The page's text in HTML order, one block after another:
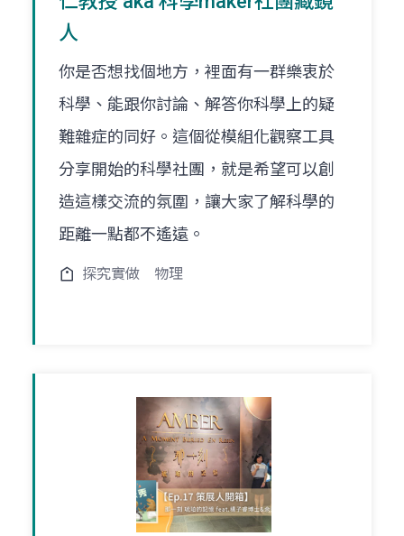
人
你是否想找個地方，裡面有一群樂衷於
科學、能跟你討論、解答你科學上的疑
難雜症的同好。這個從模組化觀察工具
分享開始的科學社團，就是希望可以創
造這樣交流的氛圍，讓大家了解科學的
距離一點都不遙遠。
探究實做 物理